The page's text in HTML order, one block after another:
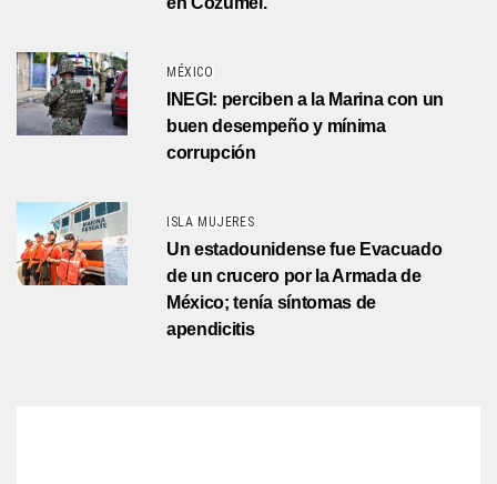
MÉXICO
INEGI: perciben a la Marina con un
buen desempeño y mínima
corrupción
ISLA MUJERES
Un estadounidense fue Evacuado
de un crucero por la Armada de
México; tenía síntomas de
apendicitis